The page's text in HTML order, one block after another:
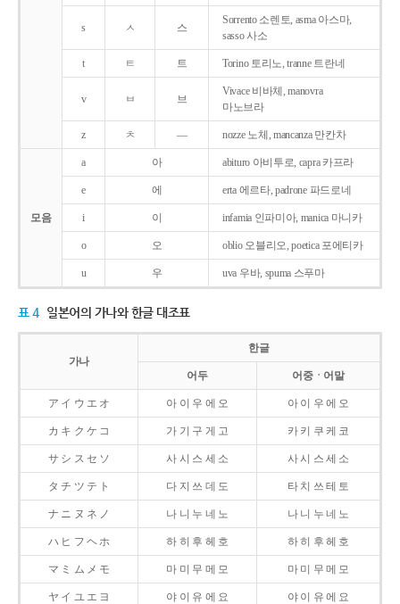
s ㅅ 스
Sorrento 소렌토, asma 아스마,
sasso 사소
t ㅌ 트 Torino 토리노, tranne 트란네
v ㅂ 브
Vivace 비바체, manovra
마노브라
z ㅊ ― nozze 노체, mancanza 만칸차
모음
a 아 abituro 아비투로, capra 카프라
e 에 erta 에르타, padrone 파드로네
i 이 infamia 인파미아, manica 마니카
o 오 oblio 오블리오, poetica 포에티카
u 우 uva 우바, spuma 스푸마
표 4 일본어의 가나와 한글 대조표
가나
한글
어두 어중ㆍ어말
ア イ ウ エ オ 아 이 우 에 오 아 이 우 에 오
カ キ ク ケ コ 가 기 구 게 고 카 키 쿠 케 코
サ シ ス セ ソ 사 시 스 세 소 사 시 스 세 소
タ チ ツ テ ト 다 지 쓰 데 도 타 치 쓰 테 토
ナ ニ ヌ ネ ノ 나 니 누 네 노 나 니 누 네 노
ハ ヒ フ ヘ ホ 하 히 후 헤 호 하 히 후 헤 호
マ ミ ム メ モ 마 미 무 메 모 마 미 무 메 모
ヤ イ ユ エ ヨ 야 이 유 에 요 야 이 유 에 요